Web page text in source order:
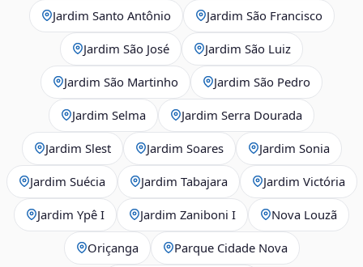
Jardim Santo Antônio Jardim São Francisco
Jardim São José Jardim São Luiz
Jardim São Martinho Jardim São Pedro
Jardim Selma Jardim Serra Dourada
Jardim Slest Jardim Soares Jardim Sonia
Jardim Suécia Jardim Tabajara Jardim Victória
Jardim Ypê I Jardim Zaniboni I Nova Louzã
Oriçanga Parque Cidade Nova